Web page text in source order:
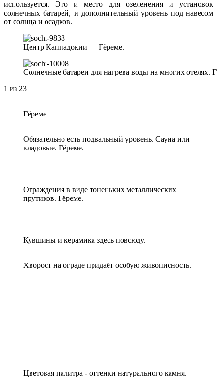
используется. Это и место для озеленения и установок
солнечных батарей, и дополнительный уровень под навесом
от солнца и осадков.
Центр Каппадокии — Гёреме.
Солнечные батареи для нагрева воды на многих отелях.
1 из 23
Гёреме.
Обязательно есть подвальный уровень. Сауна или
кладовые. Гёреме.
Ограждения в виде тоненьких металлических
прутиков. Гёреме.
Кувшины и керамика здесь повсюду.
Хворост на ограде придаёт особую живописность.
Цветовая палитра - оттенки натурального камня.